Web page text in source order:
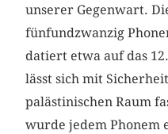
unserer Gegenwart.
fünfundzwanzig
datiert etwa auf das
lässt sich mit
palästinischen Raum
wurde jedem Phonem